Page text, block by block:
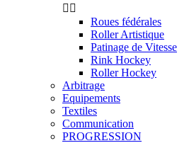
 
Roues fédérales
Roller Artistique
Patinage de Vitesse
Rink Hockey
Roller Hockey
Arbitrage
Equipements
Textiles
Communication
PROGRESSION